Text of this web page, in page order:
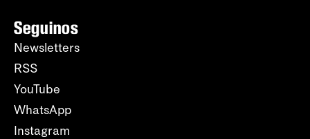
Seguinos
Newsletters
RSS
YouTube
WhatsApp
Instagram